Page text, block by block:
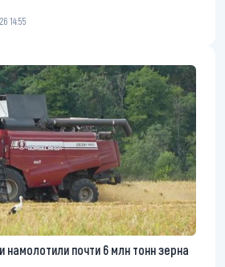
14:55
намолотили почти 6 млн тонн зерна